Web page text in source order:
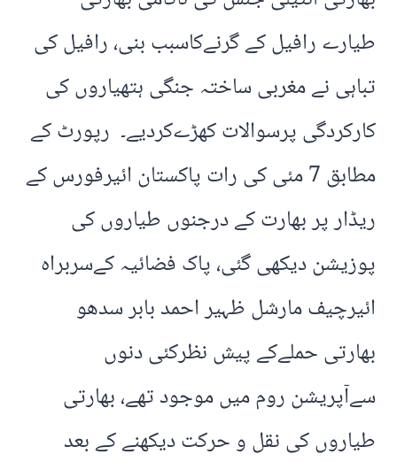
طیارے رافیل کے گرنےکاسبب بنی، رافیل کی
تباہی نے مغربی ساختہ جنگی ہتھیاروں کی
کارکردگی پرسوالات کھڑےکردیے۔ رپورٹ کے
مطابق 7 مئی کی رات پاکستان ائیرفورس کے
ریڈار پر بھارت کے درجنوں طیاروں کی
پوزیشن دیکھی گئی، پاک فضائیہ کےسربراہ
ائیرچیف مارشل ظہیر احمد بابر سدھو
بھارتی حملےکے پیش نظرکئی دنوں
سےآپریشن روم میں موجود تھے، بھارتی
طیاروں کی نقل و حرکت دیکھنے کے بعد